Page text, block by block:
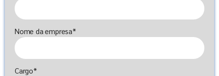
Nome da empresa*
Cargo*